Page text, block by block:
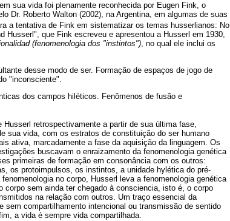
sua vida foi plenamente reconhecida por Eugen Fink, o
Dr. Roberto Walton (2002), na Argentina, em algumas de suas
a tentativa de Fink em sistematizar os temas husserlianos: No
Husserl", que Fink escreveu e apresentou a Husserl em 1930,
(fenomenologia dos "instintos"), no qual ele inclui os
desse modo de ser. Formação de espaços de jogo de
"inconsciente".
dos campos hiléticos. Fenômenos de fusão e
retrospectivamente a partir de sua última fase,
sua vida, com os estratos de constituição do ser humano
ativa, marcadamente a fase da aquisição da linguagem. Os
buscavam o enraizamento da fenomenologia genética
primeiras de formação em consonância com os outros:
os protoimpulsos, os instintos, a unidade hylética do pré-
no corpo, Husserl leva a fenomenologia genética
sem ainda ter chegado à consciencia, isto é, o corpo
na relação com outros. Um traço essencial da
compartilhamento intencional ou transmissão de sentido
a vida é sempre vida compartilhada.